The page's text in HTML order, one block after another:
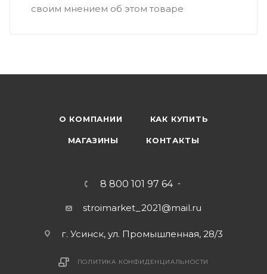
своим мнением об этом товаре
О КОМПАНИИ КАК КУПИТЬ
МАГАЗИНЫ КОНТАКТЫ
8 800 101 97 64
stroimarket_2021@mail.ru
г. Усинск, ул. Промышленная, 28/3
ПОЛИТИКА КОНФИДЕНЦИАЛЬНОСТИ